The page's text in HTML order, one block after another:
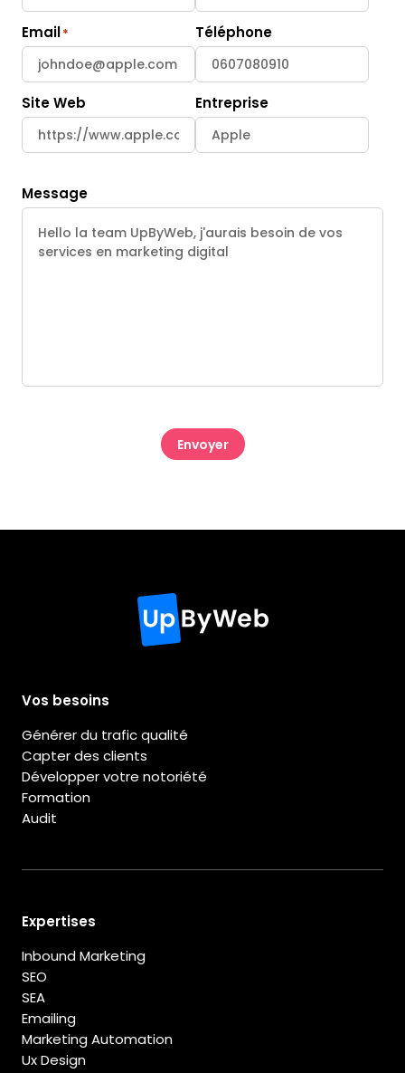
Email Téléphone
Site Web Entreprise
Message
Vos besoins
Générer du trafic qualité
Capter des clients
Développer votre notoriété
Formation
Audit
Expertises
Inbound Marketing
SEO
SEA
Emailing
Marketing Automation
Ux Design